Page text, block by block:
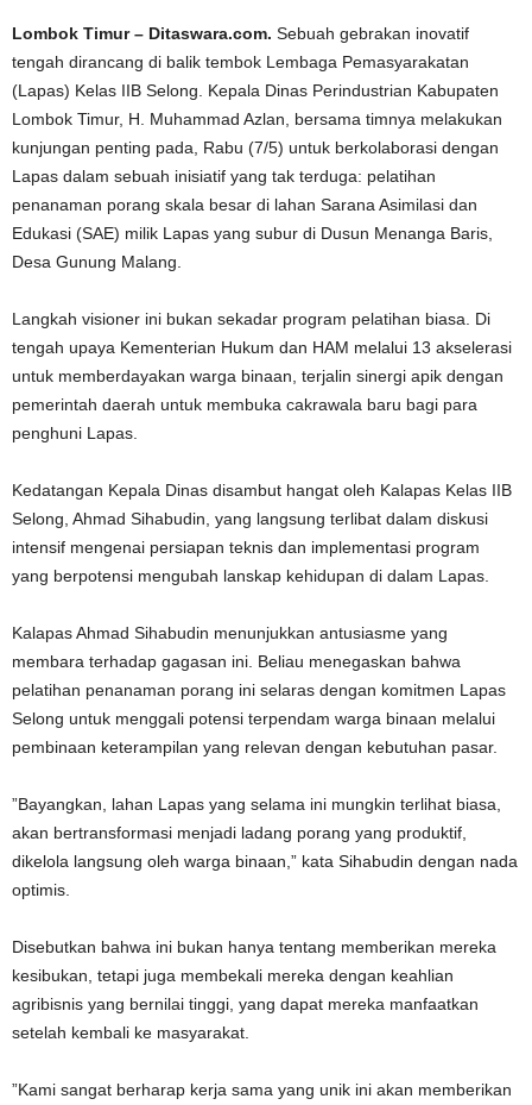
Lombok Timur – Ditaswara.com. Sebuah gebrakan inovatif
tengah dirancang di balik tembok Lembaga Pemasyarakatan
(Lapas) Kelas IIB Selong. Kepala Dinas Perindustrian Kabupaten
Lombok Timur, H. Muhammad Azlan, bersama timnya melakukan
kunjungan penting pada, Rabu (7/5) untuk berkolaborasi dengan
Lapas dalam sebuah inisiatif yang tak terduga: pelatihan
penanaman porang skala besar di lahan Sarana Asimilasi dan
Edukasi (SAE) milik Lapas yang subur di Dusun Menanga Baris,
Desa Gunung Malang.
Langkah visioner ini bukan sekadar program pelatihan biasa. Di
tengah upaya Kementerian Hukum dan HAM melalui 13 akselerasi
untuk memberdayakan warga binaan, terjalin sinergi apik dengan
pemerintah daerah untuk membuka cakrawala baru bagi para
penghuni Lapas.
Kedatangan Kepala Dinas disambut hangat oleh Kalapas Kelas IIB
Selong, Ahmad Sihabudin, yang langsung terlibat dalam diskusi
intensif mengenai persiapan teknis dan implementasi program
yang berpotensi mengubah lanskap kehidupan di dalam Lapas.
Kalapas Ahmad Sihabudin menunjukkan antusiasme yang
membara terhadap gagasan ini. Beliau menegaskan bahwa
pelatihan penanaman porang ini selaras dengan komitmen Lapas
Selong untuk menggali potensi terpendam warga binaan melalui
pembinaan keterampilan yang relevan dengan kebutuhan pasar.
”Bayangkan, lahan Lapas yang selama ini mungkin terlihat biasa,
akan bertransformasi menjadi ladang porang yang produktif,
dikelola langsung oleh warga binaan,” kata Sihabudin dengan nada
optimis.
Disebutkan bahwa ini bukan hanya tentang memberikan mereka
kesibukan, tetapi juga membekali mereka dengan keahlian
agribisnis yang bernilai tinggi, yang dapat mereka manfaatkan
setelah kembali ke masyarakat.
”Kami sangat berharap kerja sama yang unik ini akan memberikan